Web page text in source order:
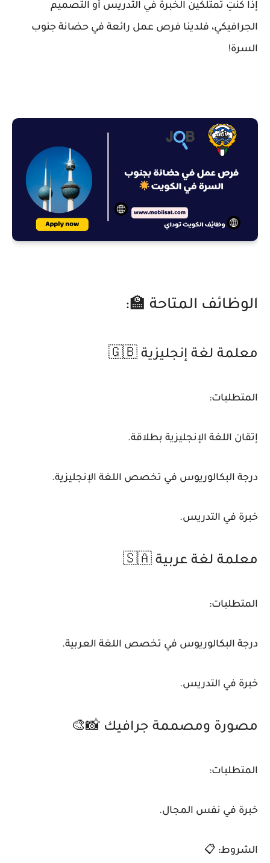
إذا كنتِ تمتلكين الخبرة في التدريس أو التصميم
الجرافيكي، فلدينا فرص عمل رائعة في حضانة جنوب
السرة!
الوظائف المتاحة 🏫:
معلمة لغة إنجليزية 🇬🇧
المتطلبات:
إتقان اللغة الإنجليزية بطلاقة.
درجة البكالوريوس في تخصص اللغة الإنجليزية.
خبرة في التدريس.
معلمة لغة عربية 🇸🇦
المتطلبات:
درجة البكالوريوس في تخصص اللغة العربية.
خبرة في التدريس.
مصورة ومصممة جرافيك 📸🎨
المتطلبات:
خبرة في نفس المجال.
الشروط: 📋